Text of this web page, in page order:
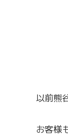
以前熊
お客様